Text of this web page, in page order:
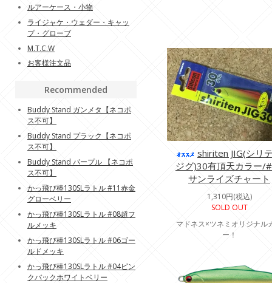
shiriten JIG(シリ
ジグ)30有頂天カラー/
サンライズチャート
1,310円(税込)
SOLD OUT
マドネス×ツネミオリジナル
ー！
ルアーケース・小物
ライジャケ・ウェダー・キャッ
プ・グローブ
M.T.C.W
お客様注文品
Recommended
Buddy Stand ガンメタ【ネコポ
ス不可】
Buddy Stand プラック【ネコポ
ス不可】
Buddy Stand パープル 【ネコポ
ス不可】
かっ飛び棒130SLラトル #11赤金
グローベリー
かっ飛び棒130SLラトル #08超フ
ルメッキ
かっ飛び棒130SLラトル #06ゴー
ルドメッキ
かっ飛び棒130SLラトル #04ピン
クバックホワイトベリー